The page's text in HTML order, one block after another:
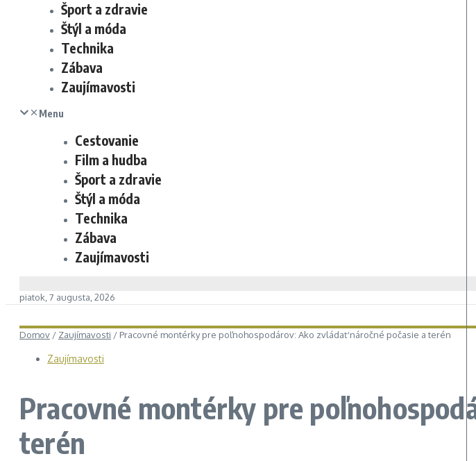
Šport a zdravie
Štýl a móda
Technika
Zábava
Zaujímavosti
Menu
Cestovanie
Film a hudba
Šport a zdravie
Štýl a móda
Technika
Zábava
Zaujímavosti
piatok, 7 augusta, 2026
Domov / Zaujímavosti / Pracovné montérky pre poľnohospodárov: Ako zvládať náročné počasie a terén
Zaujímavosti
Pracovné montérky pre
terén